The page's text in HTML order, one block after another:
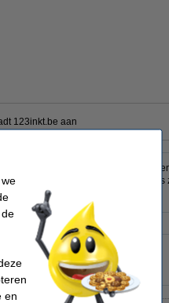
123inkt.be aan
op knutselgebied maar kunt
accessoires. Dat maakt deze doos
1300-delig
222174
en